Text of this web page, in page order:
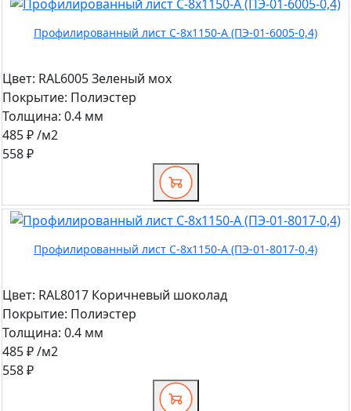
Профилированный лист С-8x1150-A (ПЭ-01-6005-0,4)
Цвет: RAL6005 Зеленый мох
Покрытие: Полиэстер
Толщина: 0.4 мм
485 ₽/м2
558 ₽
Профилированный лист С-8x1150-A (ПЭ-01-8017-0,4)
Цвет: RAL8017 Коричневый шоколад
Покрытие: Полиэстер
Толщина: 0.4 мм
485 ₽/м2
558 ₽